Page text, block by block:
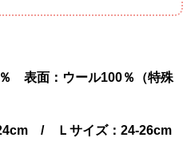
表面：ウール100％（特殊
/ Ｌサイズ：24-26cm